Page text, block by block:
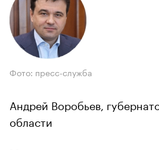
Фото: пресс-служба
Андрей Воробьев,
области